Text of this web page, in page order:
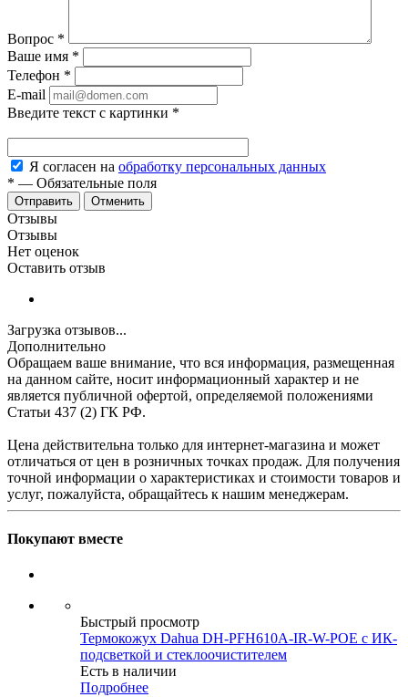
Вопрос *
Ваше имя *
Телефон *
E-mail
Введите текст с картинки *
Я согласен на обработку персональных данных
* — Обязательные поля
Отменить
Отзывы
Отзывы
Нет оценок
Оставить отзыв
Загрузка отзывов...
Дополнительно
Обращаем ваше внимание, что вся информация, размещенная
на данном сайте, носит информационный характер и не
является публичной офертой, определяемой положениями
Статьи 437 (2) ГК РФ.
Цена действительна только для интернет-магазина и может
отличаться от цен в розничных точках продаж. Для получения
точной информации о характеристиках и стоимости товаров и
услуг, пожалуйста, обращайтесь к нашим менеджерам.
Покупают вместе
Быстрый просмотр
Термокожух Dahua DH-PFH610A-IR-W-POE с ИК-
подсветкой и стеклоочистителем
Есть в наличии
Подробнее